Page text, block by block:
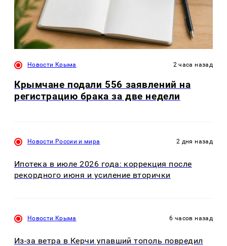
Новости Крыма 2 часа назад
Крымчане подали 556 заявлений на
регистрацию брака за две недели
Новости России и мира 2 дня назад
Ипотека в июле 2026 года: коррекция после
рекордного июня и усиление вторички
Новости Крыма 6 часов назад
Из-за ветра в Керчи упавший тополь повредил